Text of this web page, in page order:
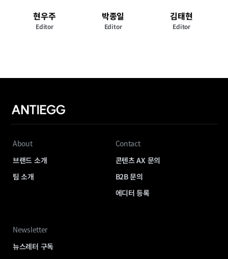
현우주
Editor
박종일
Editor
김태현
Editor
About
브랜드 소개
팀 소개
Contact
콘텐츠 AX 문의
B2B 문의
에디터 등록
Newsletter
뉴스레터 구독